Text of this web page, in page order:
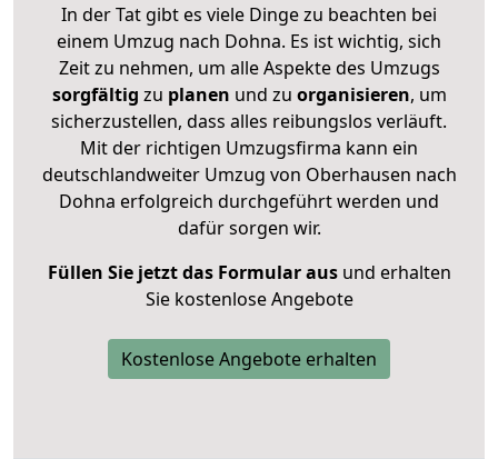
In der Tat gibt es viele Dinge zu beachten bei
einem Umzug nach Dohna. Es ist wichtig, sich
Zeit zu nehmen, um alle Aspekte des Umzugs
sorgfältig zu planen und zu organisieren, um
sicherzustellen, dass alles reibungslos verläuft.
Mit der richtigen Umzugsfirma kann ein
deutschlandweiter Umzug von Oberhausen nach
Dohna erfolgreich durchgeführt werden und
dafür sorgen wir.
Füllen Sie jetzt das Formular ausund erhalten
Sie kostenlose Angebote
Kostenlose Angebote erhalten